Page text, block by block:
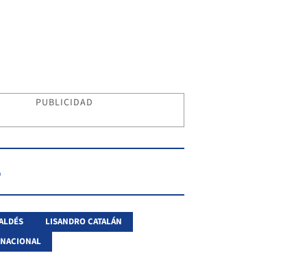
PUBLICIDAD
LISANDRO CATALÁN